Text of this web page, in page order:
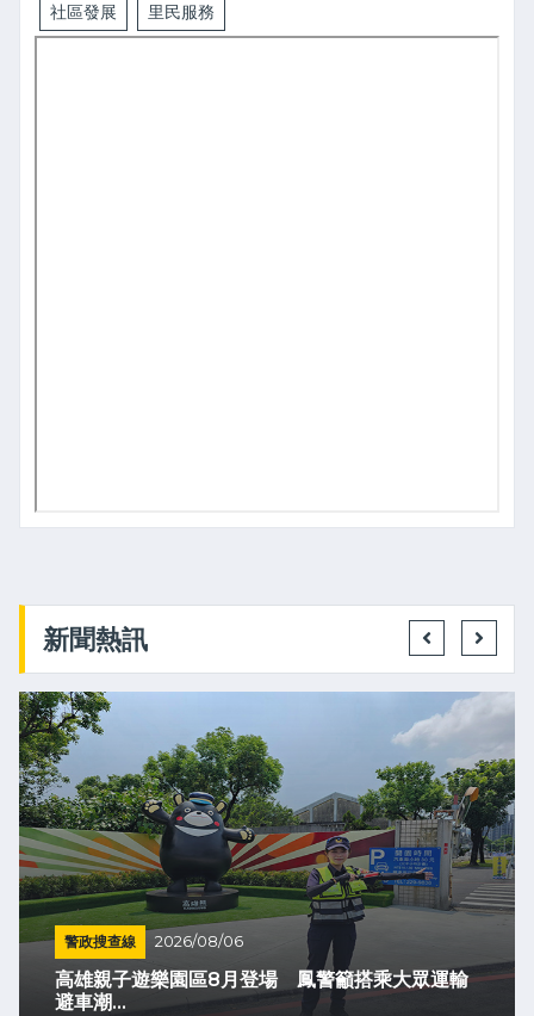
社區發展 里民服務
新聞熱訊
警政搜查線 2026/08/06
高雄親子遊樂園區8月登場 鳳警籲搭乘大眾運輸
避車潮...